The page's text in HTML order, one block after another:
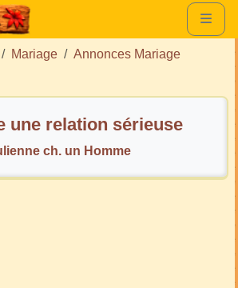
Mariage
Annonces Mariage
une relation sérieuse
ch. un Homme